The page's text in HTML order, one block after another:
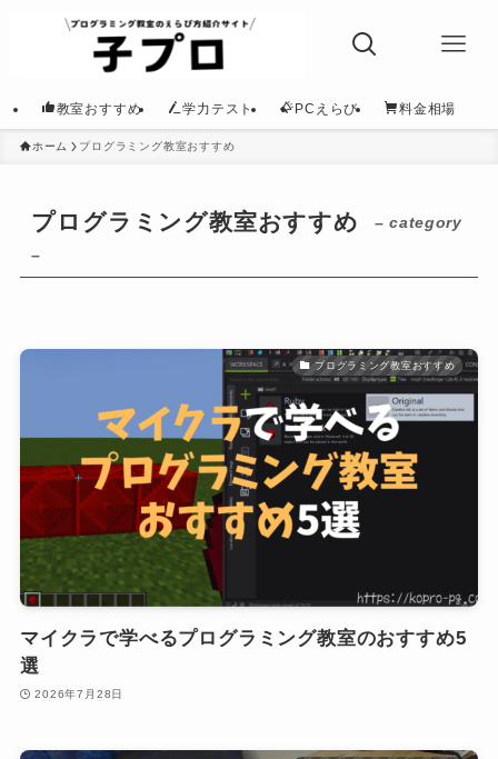
教室おすすめ 学力テスト PCえらび 料金相場
ホーム プログラミング教室おすすめ
プログラミング教室おすすめ
– category
–
プログラミング教室おすすめ
マイクラで学べるプログラミング教室のおすすめ5
選
2026年7月28日